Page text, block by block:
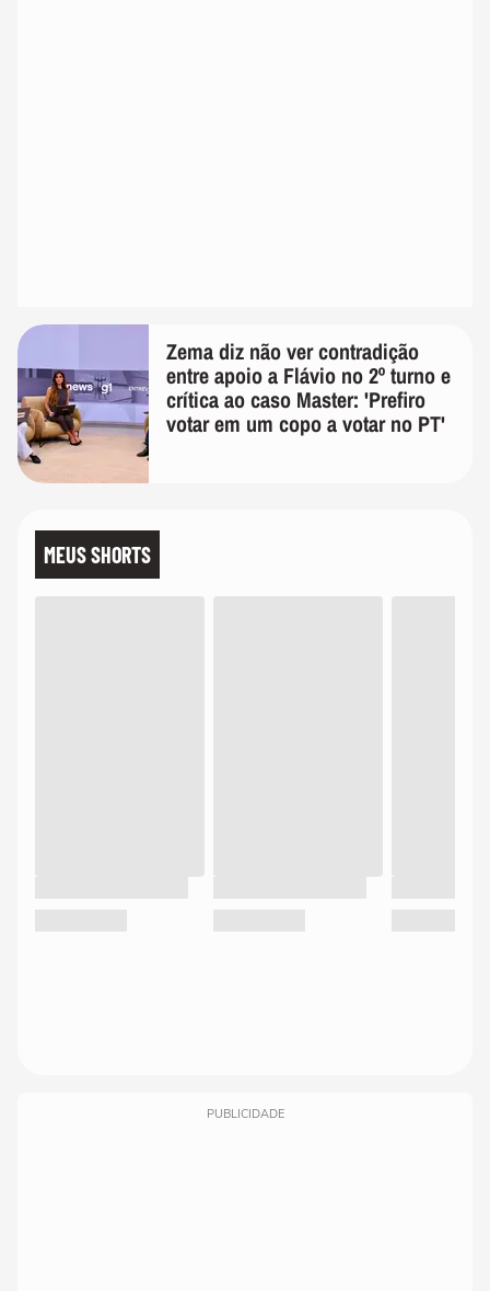
Zema diz não ver contradição
entre apoio a Flávio no 2º turno e
crítica ao caso Master: 'Prefiro
votar em um copo a votar no PT'
MEUS SHORTS
PUBLICIDADE